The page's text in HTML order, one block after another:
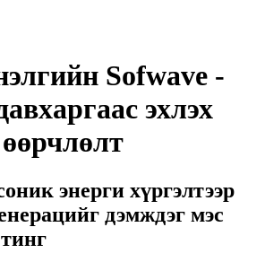
Sofwave -
эхлэх
энерги хүргэлтээр
дэмждэг мэс